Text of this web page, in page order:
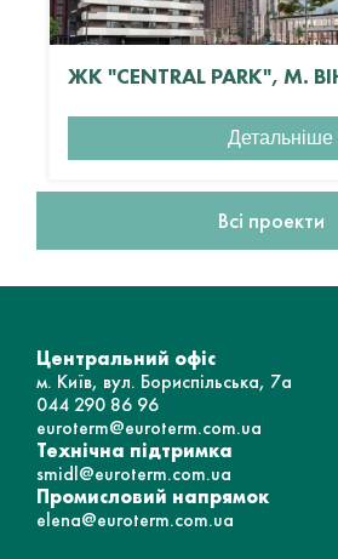
ЖК "CENTRAL PARK", М.
Детальніше
Всі проекти
Центральний офіс
м. Київ, вул. Бориспільська, 7а
044 290 86 96
euroterm@euroterm.com.ua
Технічна підтримка
smidl@euroterm.com.ua
Промисловий напрямок
elena@euroterm.com.ua